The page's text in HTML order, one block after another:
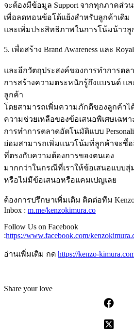
จะต้องมีข้อมูล Support จากทุกภาคส่ว
เพื่อลดทอนข้อโต้แย้งสำหรับลูกค้าเดิม
และเพิ่มประสิทธิภาพในการโน้มน้าวลู
5. เพื่อสร้าง Brand Awareness และ
และอีกวัตถุประสงค์ของการทำการต
การสร้างความตระหนักรู้ถึงแบรนด์ แ
ลูกค้า
โดยสามารถเพิ่มความภักดีของลูกค้าไ
ความช่วยเหลือของข้อเสนอพิเศษเฉพ
การทำการตลาดอัตโนมัติแบบ
ย่อมสามารถเพิ่มแนวโน้มที่ลูกค้าจะซื้
ที่ตรงกับความต้องการของตนเอง
มากกว่าในกรณีที่เราให้ข้อเสนอแบบสุ่
หรือไม่มีข้อเสนอหรือแคมเปญเลย
ต้องการปรึกษาเพิ่มเติม ติดต่อทีม
Inbox : m.me/kenzokimura.co
Follow Us on Facebook
:https://www.facebook.com/
อ่านเพิ่มเติม กด https://kenzo-
Share your love